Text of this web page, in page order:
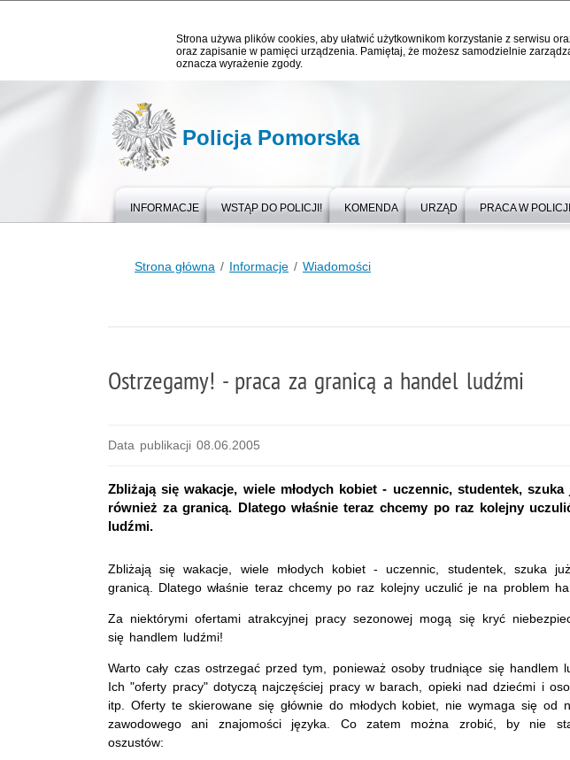
Strona używa plików cookies, aby ułatwić użytkownikom korzystanie z serwisu
oraz zapisanie w pamięci urządzenia. Pamiętaj, że możesz samodzielnie
oznacza wyrażenie zgody.
Policja Pomorska
INFORMACJE WSTĄP DO POLICJI! KOMENDA URZĄD PRACA W POLICJI
Strona główna Informacje Wiadomości
Ostrzegamy! - praca za granicą a handel ludźmi
Data publikacji 08.06.2005
Zbliżają się wakacje, wiele młodych kobiet - uczennic, studentek,
również za granicą. Dlatego właśnie teraz chcemy po raz kolejny
ludźmi.
Zbliżają się wakacje, wiele młodych kobiet - uczennic, studentek, szuka
granicą. Dlatego właśnie teraz chcemy po raz kolejny uczulić je na problem
Za niektórymi ofertami atrakcyjnej pracy sezonowej mogą się kryć
się handlem ludźmi!
Warto cały czas ostrzegać przed tym, ponieważ osoby trudniące się handlem
Ich "oferty pracy" dotyczą najczęściej pracy w barach, opieki nad dziećmi i
itp. Oferty te skierowane się głównie do młodych kobiet, nie wymaga się od
zawodowego ani znajomości języka. Co zatem można zrobić, by nie
oszustów: